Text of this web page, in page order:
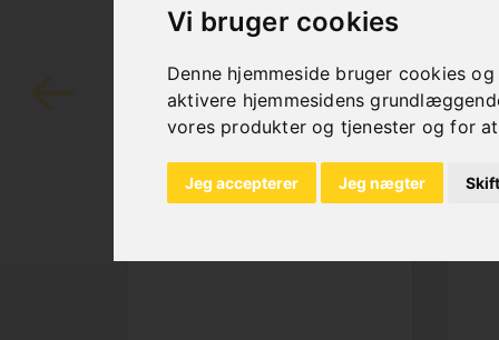
Vi bruger cookies
Denne hjemmeside bruger cookies
aktivere hjemmesidens
vores produkter og tjenester og for
Jeg accepterer Jeg nægter
SAW BAND BIFLEX
4290 X 34 X 1,1 -
VARIO 4/6 TPI
Art. No. : 47-1283
Out of Stock